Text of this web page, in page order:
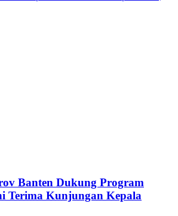
Banten Dukung Program
Terima Kunjungan Kepala